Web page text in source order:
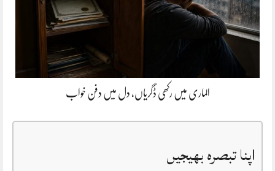
الماری میں رکھی ڈگریاں، دل میں دفن خواب
اپنا تبصرہ بھیجیں